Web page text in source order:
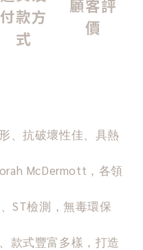
付款方
式
顧客評
價
、抗破壞性佳、具熱
McDermott，各領
ST檢測，無毒環保
款式豐富多樣，打造